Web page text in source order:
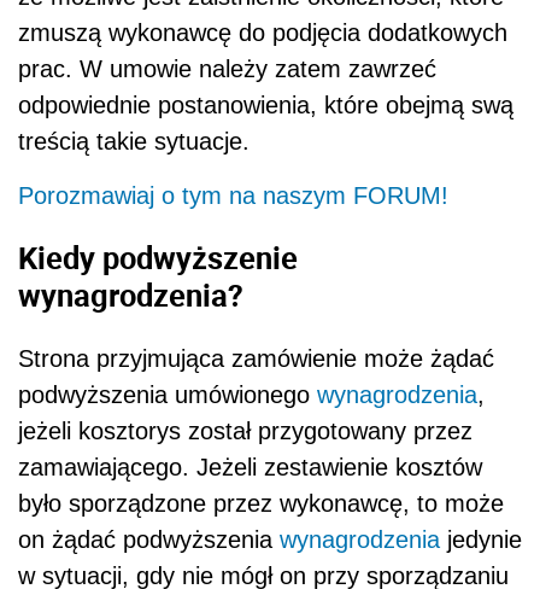
zmuszą wykonawcę do podjęcia dodatkowych
prac. W umowie należy zatem zawrzeć
odpowiednie postanowienia, które obejmą swą
treścią takie sytuacje.
Porozmawiaj o tym na naszym FORUM!
Kiedy podwyższenie
wynagrodzenia?
Strona przyjmująca zamówienie może żądać
podwyższenia umówionego wynagrodzenia,
jeżeli kosztorys został przygotowany przez
zamawiającego. Jeżeli zestawienie kosztów
było sporządzone przez wykonawcę, to może
on żądać podwyższenia wynagrodzenia jedynie
w sytuacji, gdy nie mógł on przy sporządzaniu